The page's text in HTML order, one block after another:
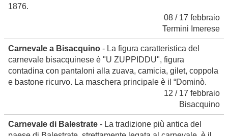
1876.
08 / 17 febbraio
Termini Imerese
Carnevale a Bisacquino - La figura caratteristica del
carnevale bisacquinese è "U ZUPPIDDU", figura
contadina con pantaloni alla zuava, camicia, gilet, coppola
e bastone ricurvo. La maschera principale è il “Dominò.
12 / 17 febbraio
Bisacquino
Carnevale di Balestrate - La tradizione più antica del